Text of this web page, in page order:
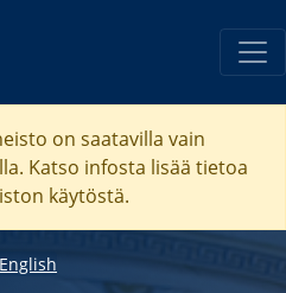
on saatavilla vain
Katso infosta lisää tietoa
käytöstä.